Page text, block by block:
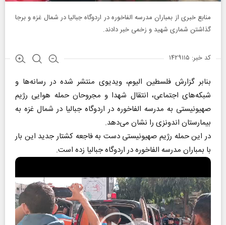
منابع خبری از بمباران مدرسه الفاخوره در اردوگاه جبالیا در شمال غزه و برجا
گذاشتن شماری شهید و زخمی خبر دادند.
کد خبر: ۱۴۲۹۱۱۵
بنابر گزارش فلسطین الیوم، ویدیوی منتشر شده در رسانه‌ها و
شبکه‌های اجتماعی، انتقال شهدا و مجروحان حمله هوایی رژیم
صهیونیستی به مدرسه الفاخوره در اردوگاه جبالیا در شمال غزه به
بیمارستان اندونزی را نشان می‌دهد.
در این حمله رژیم صهیونیستی دست به فاجعه کشتار جدید این بار
با بمباران مدرسه الفاخوره در اردوگاه جبالیا زده است.